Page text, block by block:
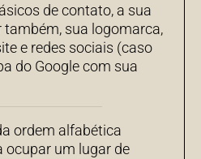
de contato, a sua
sua logomarca,
e redes sociais (caso
do Google com sua
ordem alfabética
ocupar um lugar de